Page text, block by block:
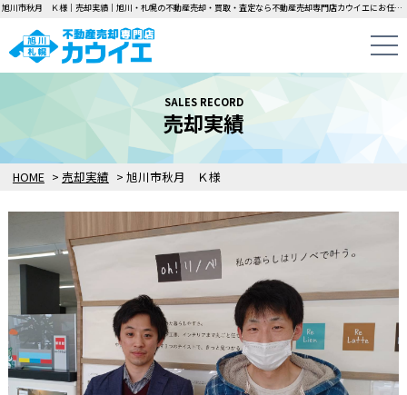
旭川市秋月 Ｋ様｜売却実績｜旭川・札幌の不動産売却・買取・査定なら不動産売却専門店カウイエにお任せください！中古一戸建て・マンション・土地の即日無料査定・即金買取を行っています！
HOME > 売却実績 > 旭川市秋月 Ｋ様
SALES RECORD
売却実績